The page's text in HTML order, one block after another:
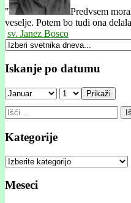
"
Predvsem
veselje. Potem bo tudi ona
sv. Janez Bosco
Iskanje po datumu
Prikaži
Išči:
Kategorije
Kategorije
Meseci